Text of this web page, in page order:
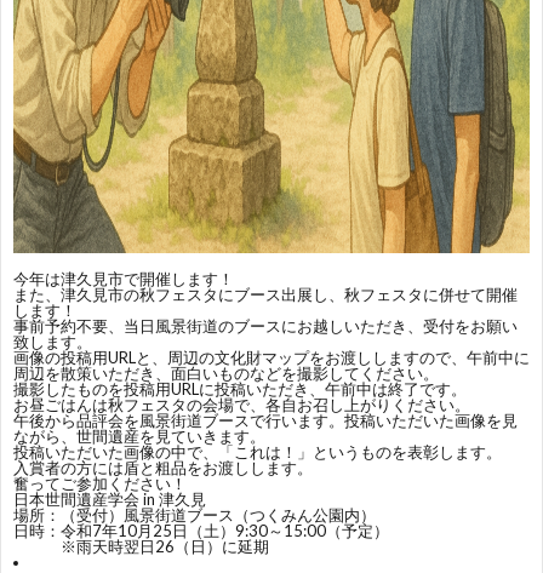
セ
ス
問
い
合
わ
リ
ン
ク
今年は津久見市で開催します！
また、 津久見市の秋フェスタにブース出展し、秋フェスタに併せて開催
します！
事前予約不要、当日風景街道のブースにお越しいただき、受付をお願い
致します。
画像の投稿用URLと、周辺の文化財マップをお渡ししますので、午前中に
周辺を散策いただき、面白いものなどを撮影してください。
撮影したものを投稿用URLに投稿いただき、午前中は終了です。
お昼ごはんは秋フェスタの会場で、各自お召し上がりください。
午後から品評会を風景街道ブースで行います。投稿いただいた画像を見
ながら、世間遺産を見ていきます。
投稿いただいた画像の中で、「これは！」というものを表彰します。
入賞者の方には盾と粗品をお渡しします。
奮ってご参加ください！
日本世間遺産学会 in 津久見
場所：（受付）風景街道ブース（つくみん公園内）
日時：令和7年10月25日（土）9:30～15:00（予定）
※雨天時翌日26（日）に延期